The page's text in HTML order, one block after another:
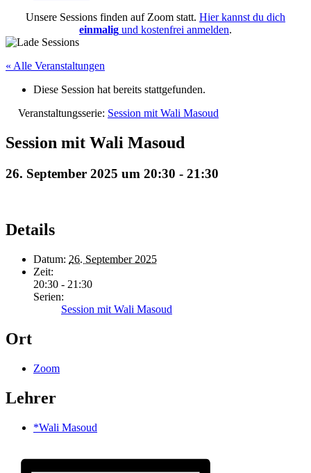
Unsere Sessions finden auf Zoom statt. Hier kannst du dich
einmalig und kostenfrei anmelden.
« Alle Veranstaltungen
Diese Session hat bereits stattgefunden.
Veranstaltungsserie: Session mit Wali Masoud
Session mit Wali Masoud
26. September 2025 um 20:30 - 21:30
Details
Datum: 26. September 2025
Zeit:
20:30 - 21:30
Serien:
Session mit Wali Masoud
Ort
Zoom
Lehrer
*Wali Masoud